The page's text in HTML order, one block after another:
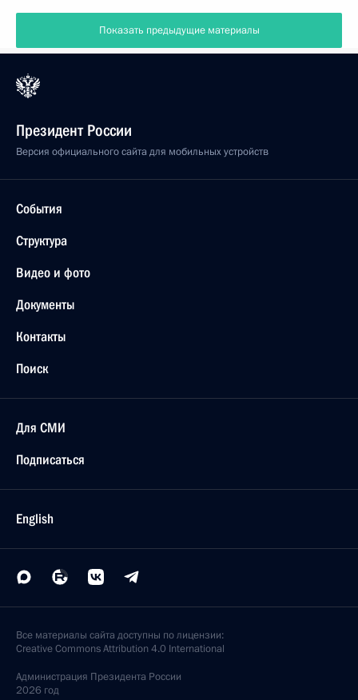
Показать предыдущие материалы
Президент России
Версия официального сайта для мобильных устройств
События
Структура
Видео и фото
Документы
Контакты
Поиск
Для СМИ
Подписаться
English
Все материалы сайта доступны по лицензии:
Creative Commons Attribution 4.0 International
Администрация Президента России
2026 год